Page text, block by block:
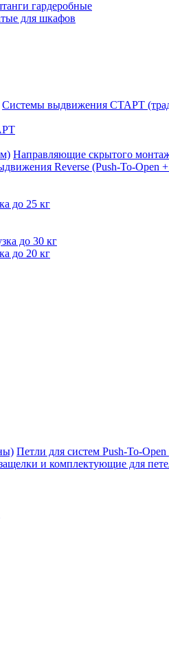
гардеробные
для шкафов
Системы выдвижения СТАРТ
Направляющие скрытого
Reverse (Push-To-Open
до 25 кг
до 30 кг
до 20 кг
Петли для систем Push-To-
и комплектующие для